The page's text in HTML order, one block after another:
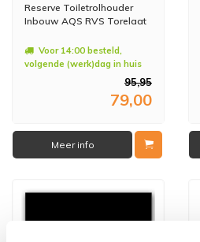
Reserve Toiletrolhouder
Inbouw AQS RVS Torelaat
Voor 14:00 besteld,
volgende (werk)dag in huis
95,95
79,00
Meer info